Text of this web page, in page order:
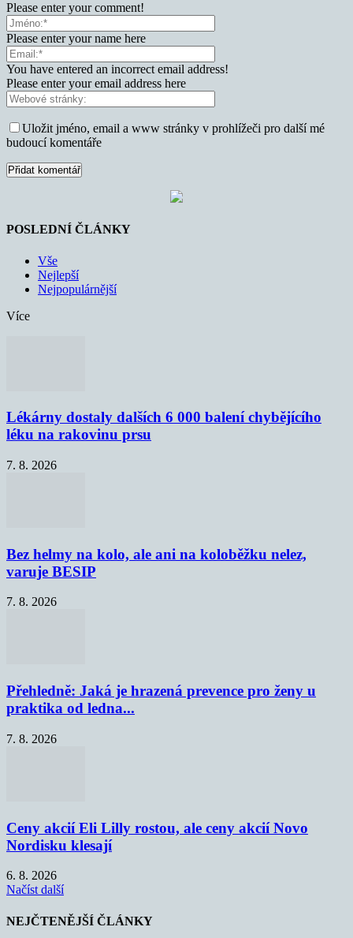
Please enter your comment!
Please enter your name here
You have entered an incorrect email address!
Please enter your email address here
Uložit jméno, email a www stránky v prohlížeči pro další mé
budoucí komentáře
POSLEDNÍ ČLÁNKY
Vše
Nejlepší
Nejpopulárnější
Více
Lékárny dostaly dalších 6 000 balení chybějícího
léku na rakovinu prsu
7. 8. 2026
Bez helmy na kolo, ale ani na koloběžku nelez,
varuje BESIP
7. 8. 2026
Přehledně: Jaká je hrazená prevence pro ženy u
praktika od ledna...
7. 8. 2026
Ceny akcií Eli Lilly rostou, ale ceny akcií Novo
Nordisku klesají
6. 8. 2026
Načíst další
NEJČTENĚJŠÍ ČLÁNKY